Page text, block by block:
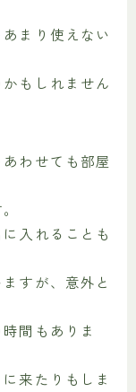
まり使えない
もしれません
わせても部屋
入れることも
すが、意外と
間もありま
来たりもしま